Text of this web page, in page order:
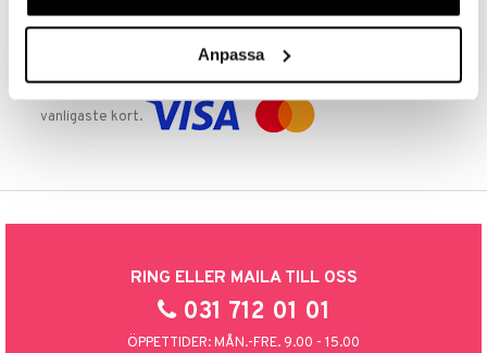
Anpassa
Läkemedelsverket gällande försäljning av läkemedel.
TRYGGA KÖP
Handla tryggt & säkert via faktura, delbetalning eller marknadens
vanligaste kort.
RING ELLER MAILA TILL OSS
031 712 01 01
ÖPPETTIDER: MÅN.-FRE. 9.00 - 15.00